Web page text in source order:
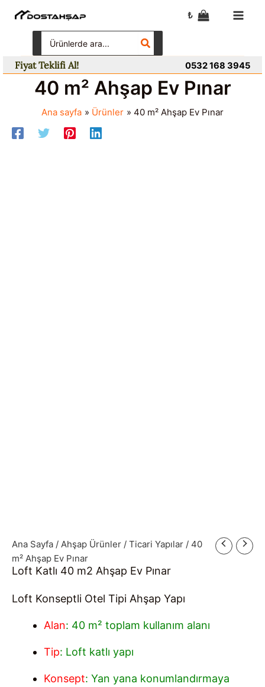
₺
for:
Fiyat Teklifi Al! 0532 168 3945
40 m² Ahşap Ev Pınar
Ana sayfa Ürünler 40 m² Ahşap Ev Pınar
Ana Sayfa / Ahşap Ürünler / Ticari Yapılar / 40
m² Ahşap Ev Pınar
Loft Katlı 40 m2 Ahşap Ev Pınar
Loft Konseptli Otel Tipi Ahşap Yapı
Alan: 40 m² toplam kullanım alanı
Tip: Loft katlı yapı
Konsept: Yan yana konumlandırmaya